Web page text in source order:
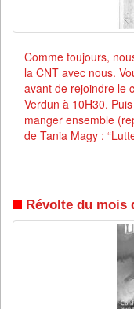
Comme toujours,
la CNT avec nous.
avant de rejoindre le
Verdun à 10H30.
manger ensemble
de Tania Magy :
Révolte du mois